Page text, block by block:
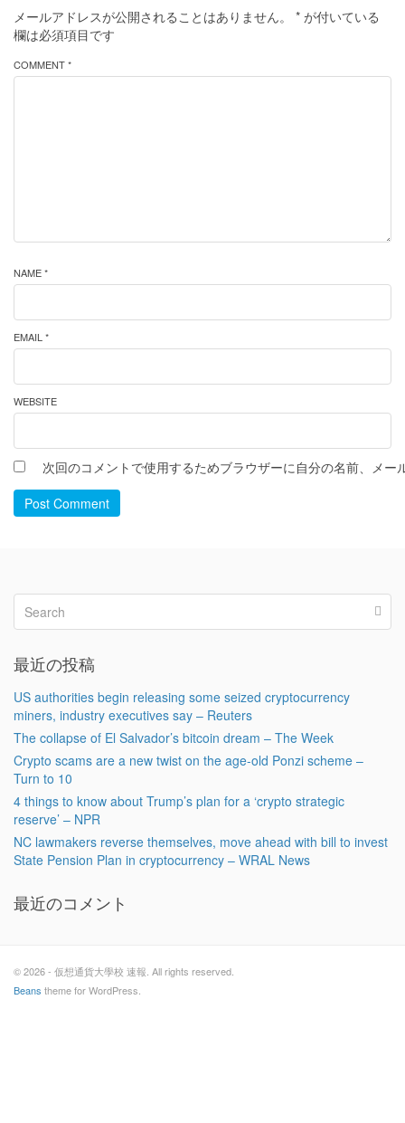
メールアドレスが公開されることはありません。 * が付いている
欄は必須項目です
COMMENT *
NAME *
EMAIL *
WEBSITE
次回のコメントで使用するためブラウザーに自分の名前、メー
Post Comment
最近の投稿
US authorities begin releasing some seized cryptocurrency
miners, industry executives say – Reuters
The collapse of El Salvador’s bitcoin dream – The Week
Crypto scams are a new twist on the age-old Ponzi scheme –
Turn to 10
4 things to know about Trump’s plan for a ‘crypto strategic
reserve’ – NPR
NC lawmakers reverse themselves, move ahead with bill to invest
State Pension Plan in cryptocurrency – WRAL News
最近のコメント
© 2026 - 仮想通貨大學校 速報. All rights reserved.
Beans theme for WordPress.